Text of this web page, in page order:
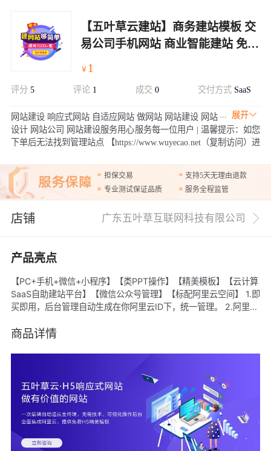
【五叶草云建站】商务建站模板 交
易公司手机网站 商业智能建站 免主
￥ 1
评分 5 评论 1 成交 0 交付方式 SaaS
展开
网站建设 响应式网站 自适应网站 做网站 网站建设 网站
设计 网站公司 网站建设服务用心服务每一位用户 | 温馨提示：如您
下单后无法找到管理站点 【https://www.wuyecao.net（复制访问）进
品（如遇问题，联系售后）】【该产品合适各个行业，多行业网站
建设解决方案】
担保交易
支持5天无理由退款
专业测试保证品质
服务全程监管
店铺 广东五叶草互联网科技有限公司
产品亮点
【PC+手机+微信+小程序】【类PPT操作】【精美模板】【云计算
SaaS自助建站平台】【微信公众号管理】【标配阿里云空间】 1.即
买即用，后台管理自动生成在你阿里云ID下，统一管理。 2.阿里云
案。 4.每个模板都有对应移动端手机站。 5.后台傻瓜式管理+专业
商品详情